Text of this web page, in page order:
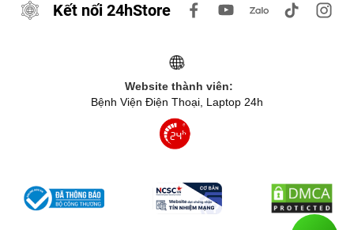
Kết nối 24hStore
Website thành viên:
Bệnh Viện Điện Thoại, Laptop 24h